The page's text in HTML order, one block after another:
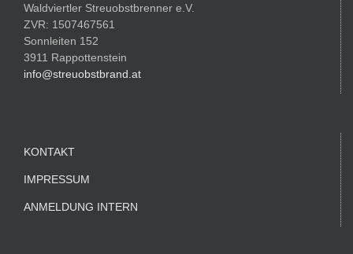
Waldviertler Streuobstbrenner e.V.
ZVR: 1507467561
Sonnleiten 152
3911 Rappottenstein
info@streuobstbrand.at
KONTAKT
IMPRESSUM
ANMELDUNG INTERN